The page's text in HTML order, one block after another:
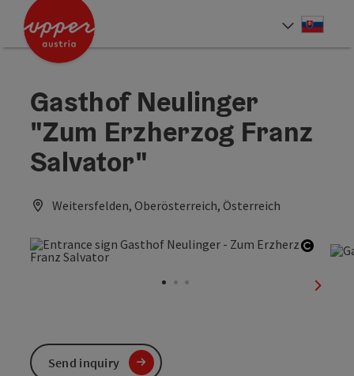
Accesskey
Accesskey
Gasthof Neulinger
"Zum Erzherzog Franz
Salvator"
Weitersfelden, Oberösterreich, Österreich
next
Send inquiry